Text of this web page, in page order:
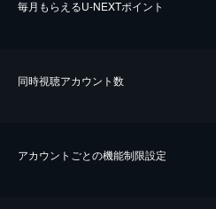
毎⽉もらえるU-NEXTポイント
同時視聴アカウント数
アカウントごとの機能制限設定